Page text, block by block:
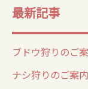
最新記事
ブドウ狩りのご
ナシ狩りのご案内